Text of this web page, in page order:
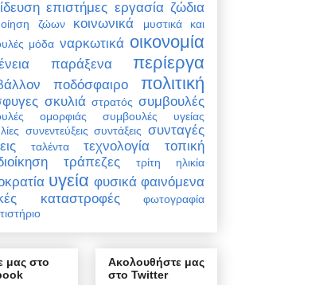
επιστήμες εργασία ζώδια
ζώων κοινωνικά
μυστικά και
μόδα ναρκωτικά οικονομία
παράξενα περίεργα
ποδόσφαιρο πολιτική
σκυλιά στρατός συμβουλές
ομορφιάς
συμβουλές υγείας
συνεντεύξεις συντάξεις συνταγές
ταλέντα τεχνολογία
τοπική
τράπεζες τρίτη ηλικία
υγεία φυσικά φαινόμενα
καταστροφές
φωτογραφία
μας στο
Ακολουθήστε μας
στο Twitter